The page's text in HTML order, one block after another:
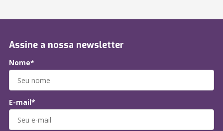
Assine a nossa newsletter
Nome*
E-mail*